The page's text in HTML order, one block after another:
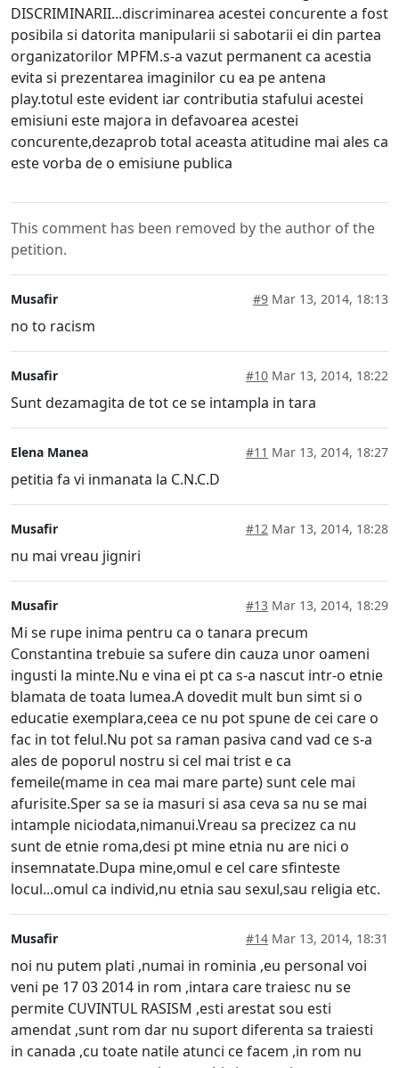
DISCRIMINARII...discriminarea acestei concurente a fost
posibila si datorita manipularii si sabotarii ei din partea
organizatorilor MPFM.s-a vazut permanent ca acestia
evita si prezentarea imaginilor cu ea pe antena
play.totul este evident iar contributia stafului acestei
emisiuni este majora in defavoarea acestei
concurente,dezaprob total aceasta atitudine mai ales ca
este vorba de o emisiune publica
This comment has been removed by the author of the
petition.
Musafir #9 Mar 13, 2014, 18:13
no to racism
Musafir #10 Mar 13, 2014, 18:22
Sunt dezamagita de tot ce se intampla in tara
Elena Manea #11 Mar 13, 2014, 18:27
petitia fa vi inmanata la C.N.C.D
Musafir #12 Mar 13, 2014, 18:28
nu mai vreau jigniri
Musafir #13 Mar 13, 2014, 18:29
Mi se rupe inima pentru ca o tanara precum
Constantina trebuie sa sufere din cauza unor oameni
ingusti la minte.Nu e vina ei pt ca s-a nascut intr-o etnie
blamata de toata lumea.A dovedit mult bun simt si o
educatie exemplara,ceea ce nu pot spune de cei care o
fac in tot felul.Nu pot sa raman pasiva cand vad ce s-a
ales de poporul nostru si cel mai trist e ca
femeile(mame in cea mai mare parte) sunt cele mai
afurisite.Sper sa se ia masuri si asa ceva sa nu se mai
intample niciodata,nimanui.Vreau sa precizez ca nu
sunt de etnie roma,desi pt mine etnia nu are nici o
insemnatate.Dupa mine,omul e cel care sfinteste
locul...omul ca individ,nu etnia sau sexul,sau religia etc.
Musafir #14 Mar 13, 2014, 18:31
noi nu putem plati ,numai in rominia ,eu personal voi
veni pe 17 03 2014 in rom ,intara care traiesc nu se
permite CUVINTUL RASISM ,esti arestat sou esti
amendat ,sunt rom dar nu suport diferenta sa traiesti
in canada ,cu toate natile atunci ce facem ,in rom nu